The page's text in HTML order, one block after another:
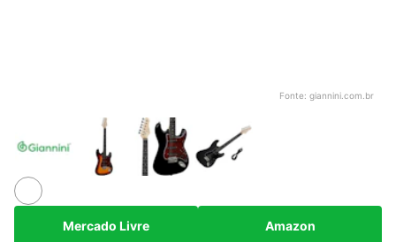
Fonte: giannini.com.br
Mercado Livre Amazon